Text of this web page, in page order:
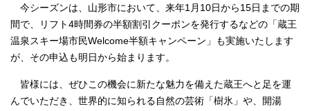
今シーズンは、山形市において、来年1月10日から15日までの期
間で、リフト4時間券の半額割引クーポンを発行するなどの「蔵王
温泉スキー場市民Welcome半額キャンペーン」も実施いたします
が、その申込も明日から始まります。
皆様には、ぜひこの機会に新たな魅力を備えた蔵王へと足を運
んでいただき、世界的に知られる自然の芸術「樹氷」や、開湯